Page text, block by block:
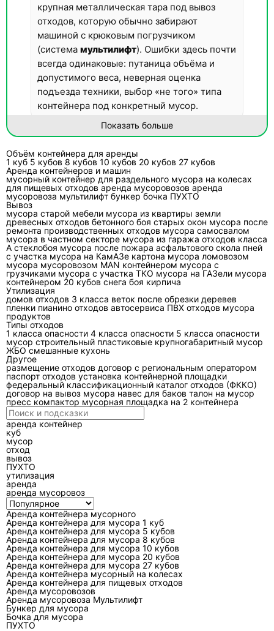
крупная металлическая тара под вывоз
отходов, которую обычно забирают
машиной с крюковым погрузчиком
(система мультилифт). Ошибки здесь почти
всегда одинаковые: путаница объёма и
допустимого веса, неверная оценка
подъезда техники, выбор «не того» типа
контейнера под конкретный мусор.
Что значит «контейнер 27 кубов» и
почему его возят мультилифтом?
27 м³ — это геометрический объём
внутреннего пространства, а не гарантия, что
можно грузить «сколько влезет по высоте и
тяжести». Контейнер такого класса рассчитан
на работу со спецтехникой: кузов подцепляют
крюком, затягивают на раму и фиксируют. Эта
схема удобна тем, что контейнер ставят на
объект, заполняют, затем меняют на пустой
без перегрузки мусора на месте.
По сути, мультилифт решает две задачи:
безопасная механизированная погрузка
тяжёлой тары и транспортировка на полигон/
перегрузочную площадку. Для клиента это
означает одно: нужно думать не только о
«сколько кубов», но и о том, сможет ли
машина подъехать, поднять, увести,
развернуться.
Какие размеры у контейнера 27 м3 и
что измеряют на площадке?
Типовые габариты
встречаются у производителей и в паспортах
изделий: около
(ширина × длина × высота). Масса пустого
контейнера обычно указывается порядка
т, а заявленная грузоподъёмность — около
т(для «стандарта»). Эти значения важно
воспринимать как данные конкретной модели:
у «закрытых» и «усиленных» версий
параметры могут отличаться.
На объекте обычно проверяют три вещи:
ширину проезда и «карманы» для манёвра;
Показать больше
Объём контейнера для аренды
1 куб 5 кубов 8 кубов 10 кубов 20 кубов 27 кубов
Аренда контейнеров и машин
мусорный контейнер для раздельного мусора на колесах
для пищевых отходов аренда мусоровозов аренда
мусоровоза мультилифт бункер бочка ПУХТО
Вывоз
мусора старой мебели мусора из квартиры земли
древесных отходов бетонного боя старых окон мусора после
ремонта производственных отходов мусора самосвалом
мусора в частном секторе мусора из гаража отходов класса
А стеклобоя мусора после пожара асфальтового скола пней
с участка мусора на КамАЗе картона мусора ломовозом
мусора мусоровозом MAN контейнером мусора с
грузчиками мусора с участка ТКО мусора на ГАЗели мусора
контейнером 20 кубов снега боя кирпича
Утилизация
домов отходов 3 класса веток после обрезки деревев
пленки пианино отходов автосервиса ПВХ отходов мусора
продуктов
Типы отходов
1 класса опасности 4 класса опасности 5 класса опасности
мусор строительный пластиковые крупногабаритный мусор
ЖБО смешанные кухонь
Другое
размещение отходов договор с региональным оператором
паспорт отходов установка контейнерной площадки
федеральный классификационный каталог отходов (ФККО)
договор на вывоз мусора навес для баков талон на мусор
пресс компактор мусорная площадка на 2 контейнера
аренда контейнер
куб
мусор
отход
вывоз
ПУХТО
утилизация
аренда
аренда мусоровоз
Аренда контейнера мусорного
Аренда контейнера для мусора 1 куб
Аренда контейнера для мусора 5 кубов
Аренда контейнера для мусора 8 кубов
Аренда контейнера для мусора 10 кубов
Аренда контейнера для мусора 20 кубов
Аренда контейнера для мусора 27 кубов
Аренда контейнера мусорный на колесах
Аренда контейнера для пищевых отходов
Аренда мусоровозов
Аренда мусоровоза Мультилифт
Бункер для мусора
Бочка для мусора
ПУХТО